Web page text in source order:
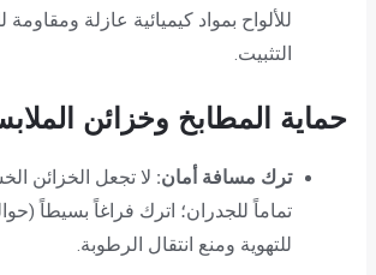
للألواح بمواد كيميائية عازلة
التثبيت.
حماية المطابخ وخزائن
ترك مسافة أمان: لا تجعل الخزائن
للتهوية ومنع انتقال الرطوبة.